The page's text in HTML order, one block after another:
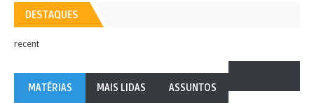
DESTAQUES
recent
MATÉRIAS MAIS LIDAS ASSUNTOS